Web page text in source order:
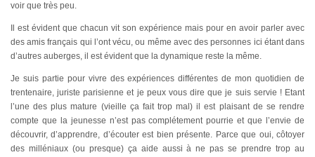
voir que très peu.
Il est évident que chacun vit son expérience mais pour en avoir parler avec
des amis français qui l’ont vécu, ou même avec des personnes ici étant dans
d’autres auberges, il est évident que la dynamique reste la même.
Je suis partie pour vivre des expériences différentes de mon quotidien de
trentenaire, juriste parisienne et je peux vous dire que je suis servie ! Etant
l’une des plus mature (vieille ça fait trop mal) il est plaisant de se rendre
compte que la jeunesse n’est pas complétement pourrie et que l’envie de
découvrir, d’apprendre, d’écouter est bien présente. Parce que oui, côtoyer
des milléniaux (ou presque) ça aide aussi à ne pas se prendre trop au